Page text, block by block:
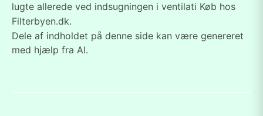
lugte allerede ved indsugningen i ventilati Køb hos
Filterbyen.dk.
Dele af indholdet på denne side kan være genereret
med hjælp fra AI.